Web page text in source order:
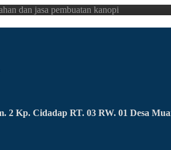
dan jasa pembuatan kanopi
2 Kp. Cidadap RT. 03 RW. 01 Desa